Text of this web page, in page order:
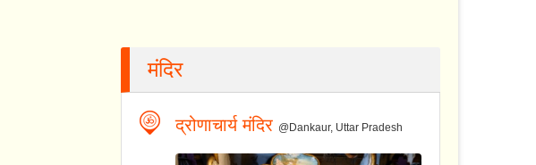
मंदिर
द्रोणाचार्य मंदिर @Dankaur, Uttar Pradesh